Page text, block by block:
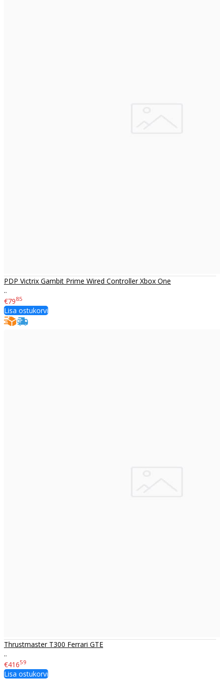
PDP Victrix Gambit Prime Wired Controller Xbox One
..
€7985
Lisa ostukorvi
Thrustmaster T300 Ferrari GTE
..
€41659
Lisa ostukorvi